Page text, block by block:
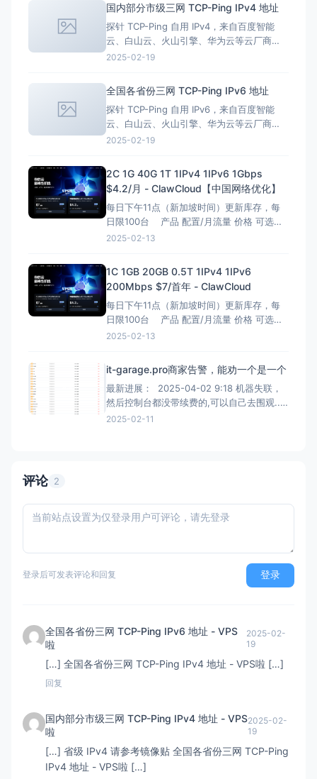
宽，速度起飞 2000G/月流量，任性冲冲
冲！
国内部分市级三网 TCP-Ping IPv4 地址
探针 TCP-Ping 自用 IPv4，来自百度智能
云、白山云、火山引擎、华为云等云厂商
CDN 节点 仅供 TCP-Ping 使用，不要使用
地址。 反馈交流欢迎进群
2025-02-19
全国各省份三网 TCP-Ping IPv6 地址
探针 TCP-Ping 自用 IPv6，来自百度智能
云、白山云、火山引擎、华为云等云厂商
CDN 节点 仅供 TCP-Ping 使用，不要使用
地址。 反馈交流欢迎进群
2025-02-19
2C 1G 40G 1T 1IPv4 1IPv6 1Gbps
$4.2/月 - ClawCloud【中国网络优化】
每日下午11点（新加坡时间）更新库存，每
日限100台 产品 配置/月流量 价格 可选地
区 优惠规则 优惠码 购买地址 中国优化-
2025-02-13
1C 1GB 20GB 0.5T 1IPv4 1IPv6
200Mbps $7/首年 - ClawCloud
每日下午11点（新加坡时间）更新库存，每
日限100台 产品 配置/月流量 价格 可选地
区 优惠规则 优惠码 购买地址 Cloud-VPS
2025-02-13
it-garage.pro商家告警，能劝一个是一个
最新进展： 2025-04-02 9:18 机器失联，
然后控制台都没带续费的,可以自己去围观...
You don't have a license for
2025-02-11
评论 2
登录后可发表评论和回复 登录
全国各省份三网 TCP-Ping IPv6 地址 - VPS
啦
2025-02-
19
[…] 全国各省份三网 TCP-Ping IPv4 地址 - VPS啦 […]
回复
国内部分市级三网 TCP-Ping IPv4 地址 - VPS
啦
2025-02-
19
[…] 省级 IPv4 请参考镜像贴 全国各省份三网 TCP-Ping
IPv4 地址 - VPS啦 […]